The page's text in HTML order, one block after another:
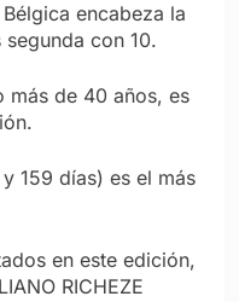
encabeza la
con 10.
más de 40 años, es
159 días) es el más
en este edición,
RICHEZE